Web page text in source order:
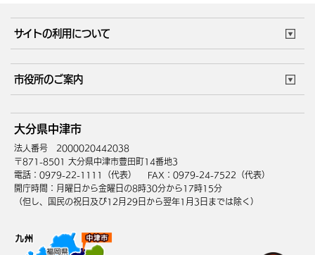
サイトの利用について
サイトマップ
市役所のご案内
庁舎地図 組織案内
中津市へのアクセス
大分県中津市
法人番号 2000020442038
〒871-8501 大分県中津市豊田町14番地3
電話：0979-22-1111（代表）
FAX：0979-24-7522（代表）
開庁時間：月曜日から金曜日の8時30分から17時15分
（但し、国民の祝日及び12月29日から翌年1月3日までは除く）